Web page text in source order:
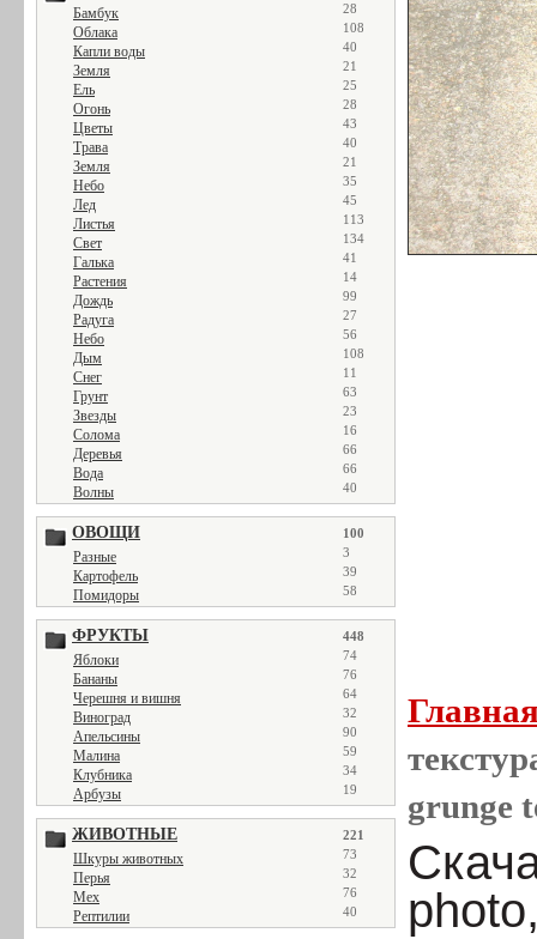
Бамбук 28
Облака 108
Капли воды 40
Земля 21
Ель 25
Огонь 28
Цветы 43
Трава 40
Земля 21
Небо 35
Лед 45
Листья 113
Свет 134
Галька 41
Растения 14
Дождь 99
Радуга 27
Небо 56
Дым 108
Снег 11
Грунт 63
Звезды 23
Солома 16
Деревья 66
Вода 66
Волны 40
ОВОЩИ 100
Разные 3
Картофель 39
Помидоры 58
ФРУКТЫ 448
Яблоки 74
Бананы 76
Черешня и вишня 64
Виноград 32
Апельсины 90
Малина 59
Клубника 34
Арбузы 19
ЖИВОТНЫЕ 221
Шкуры животных 73
Перья 32
Мех 76
Рептилии 40
grunge